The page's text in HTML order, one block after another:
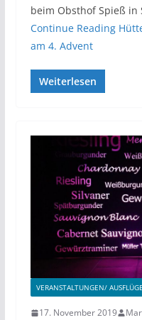
beim Obsthof Spieß
Continue Reading
am 4. Advent
Weiterlesen
VERANSTALTUNGEN/ AUSFLÜGE
17. November 2019